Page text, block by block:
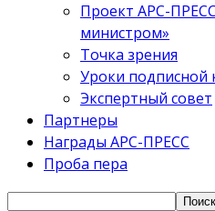
Проект АРС-
министром»
Точка зрения
Уроки подписной
Экспертный совет
Партнеры
Награды АРС-ПРЕСС
Проба пера